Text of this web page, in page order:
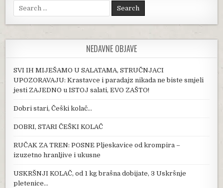
Search for:
NEDAVNE OBJAVE
SVI IH MIJEŠAMO U SALATAMA, STRUČNJACI
UPOZORAVAJU: Krastavce i paradajz nikada ne biste smjeli
jesti ZAJEDNO u ISTOJ salati, EVO ZAŠTO!
Dobri stari, Češki kolač…
DOBRI, STARI ČEŠKI KOLAČ
RUČAK ZA TREN: POSNE Pljeskavice od krompira –
izuzetno hranljive i ukusne
USKRŠNJI KOLAČ, od 1 kg brašna dobijate, 3 Uskršnje
pletenice…